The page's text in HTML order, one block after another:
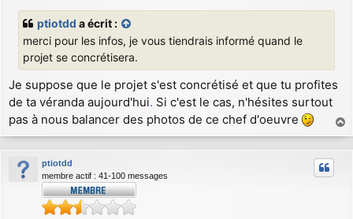
ptiotdd a écrit :
merci pour les infos, je vous tiendrais informé quand le
projet se concrétisera.
Je suppose que le projet s'est concrétisé et que tu profites
de ta véranda aujourd'hui. Si c'est le cas, n'hésites surtout
pas à nous balancer des photos de ce chef d'oeuvre
a
u
ptiotdd
membre actif : 41-100 messages